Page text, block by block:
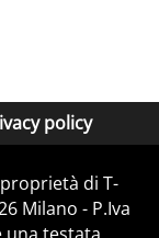
policy
di T-
Milano - P.Iva